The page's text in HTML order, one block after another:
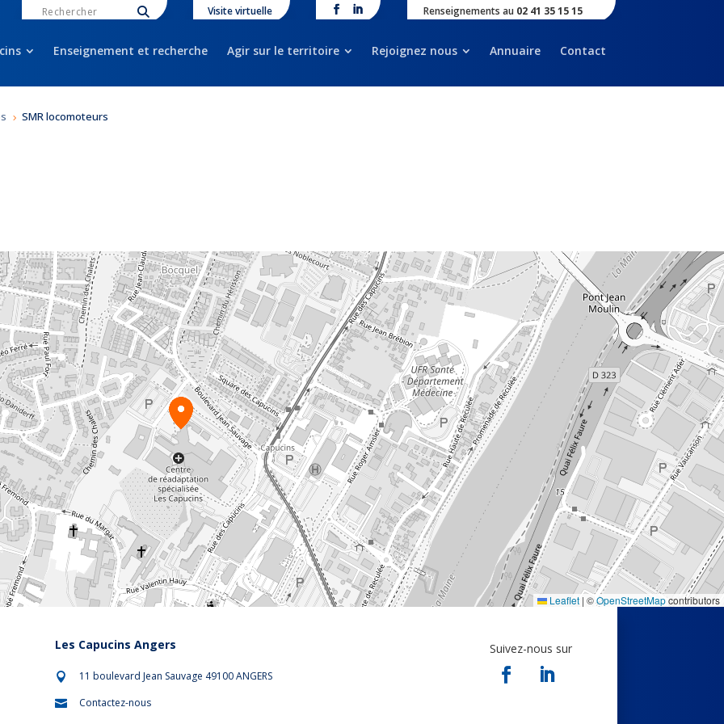
Visite virtuelle Renseignements au 02 41 35 15 15
Enseignement et recherche Agir sur le territoire Rejoignez nous Annuaire Contact
5 SMR locomoteurs
Leaflet | ©OpenStreetMapcontributors
Les Capucins Angers
 11 boulevard Jean Sauvage 49100 ANGERS
 Contactez-nous
Suivez-nous sur